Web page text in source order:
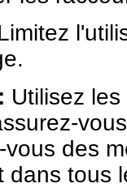
Utilisez
des
dans tous